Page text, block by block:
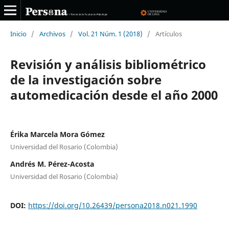
Inicio / Archivos / Vol. 21 Núm. 1 (2018) / Artículos
Revisión y análisis bibliométrico
de la investigación sobre
automedicación desde el año 2000
Érika Marcela Mora Gómez
Universidad del Rosario (Colombia)
Andrés M. Pérez-Acosta
Universidad del Rosario (Colombia)
DOI: https://doi.org/10.26439/persona2018.n021.1990